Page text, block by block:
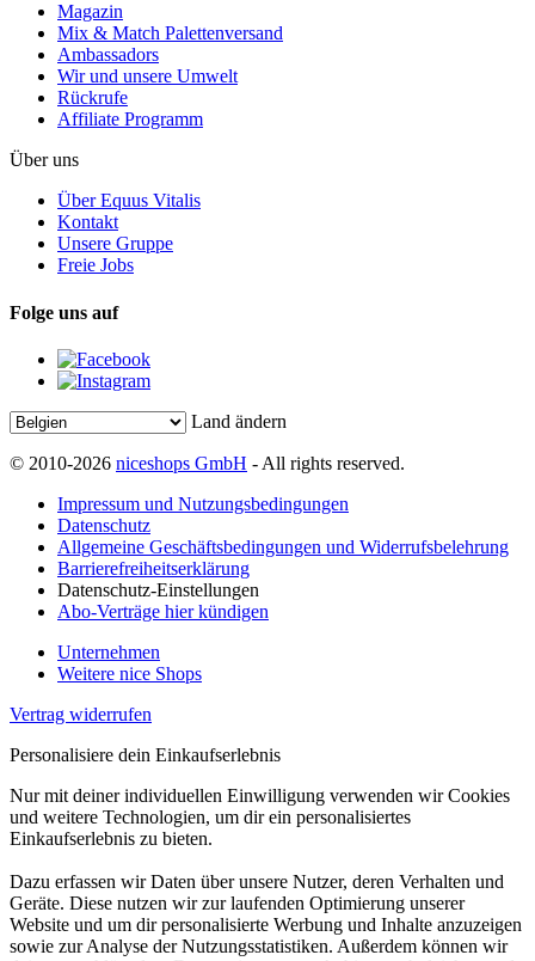
Magazin
Mix & Match Palettenversand
Ambassadors
Wir und unsere Umwelt
Rückrufe
Affiliate Programm
Über uns
Über Equus Vitalis
Kontakt
Unsere Gruppe
Freie Jobs
Folge uns auf
Land ändern
© 2010-2026 niceshops GmbH - All rights reserved.
Impressum und Nutzungsbedingungen
Datenschutz
Allgemeine Geschäftsbedingungen und Widerrufsbelehrung
Barrierefreiheitserklärung
Datenschutz-Einstellungen
Abo-Verträge hier kündigen
Unternehmen
Weitere nice Shops
Vertrag widerrufen
Personalisiere dein Einkaufserlebnis
Nur mit deiner individuellen Einwilligung verwenden wir Cookies
und weitere Technologien, um dir ein personalisiertes
Einkaufserlebnis zu bieten.
Dazu erfassen wir Daten über unsere Nutzer, deren Verhalten und
Geräte. Diese nutzen wir zur laufenden Optimierung unserer
Website und um dir personalisierte Werbung und Inhalte anzuzeigen
sowie zur Analyse der Nutzungsstatistiken. Außerdem können wir